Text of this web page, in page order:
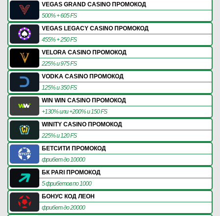
VEGAS GRAND CASINO ПРОМОКОД
500% + 605 FS
VEGAS LEGACY CASINO ПРОМОКОД
455% + 250 FS
VELORA CASINO ПРОМОКОД
225% и 975 FS
VODKA CASINO ПРОМОКОД
125% и 350 FS
WIN WIN CASINO ПРОМОКОД
+130% или +200% и 150 FS
WINITY CASINO ПРОМОКОД
225% и 120 FS
БЕТСИТИ ПРОМОКОД
фрибет до 10000
БК PARI ПРОМОКОД
5 фрибетов по 1000
БОНУС КОД ЛЕОН
фрибет до 20000